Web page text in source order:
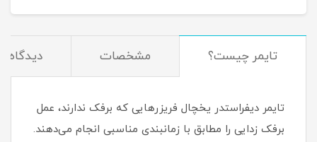
تایمر چیست؟ مشخصات
تایمر دیفراستدر یخچال فریزرهایی که برفک ندارند، عمل
برفک زدایی را مطابق با زمانبندی مناسبی انجام می‌دهند.